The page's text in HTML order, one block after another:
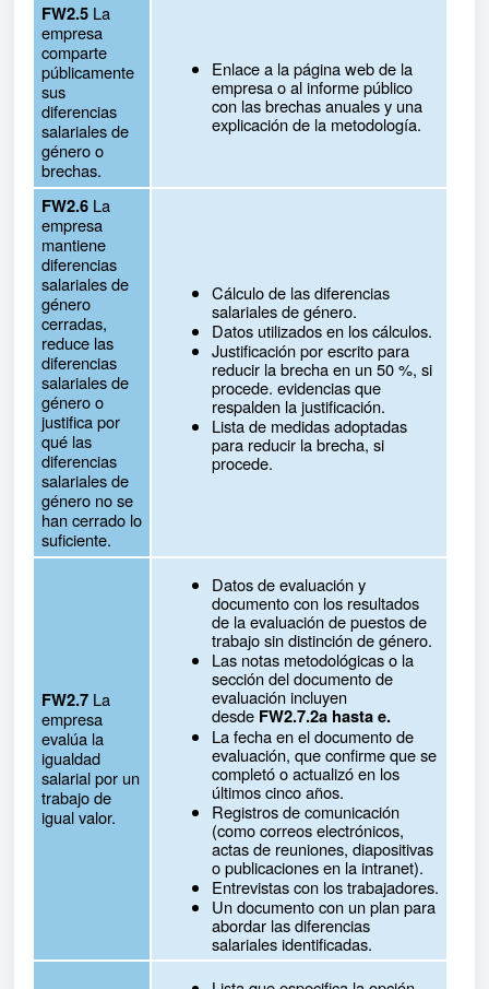
FW2.5 La
empresa
comparte
públicamente
sus
diferencias
salariales de
género o
brechas.
Enlace a la página web de la
empresa o al informe público
con las brechas anuales y una
explicación de la metodología.
FW2.6 La
empresa
mantiene
diferencias
salariales de
género
cerradas,
reduce las
diferencias
salariales de
género o
justifica por
qué las
diferencias
salariales de
género no se
han cerrado lo
suficiente.
Cálculo de las diferencias
salariales de género.
Datos utilizados en los cálculos.
Justificación por escrito para
reducir la brecha en un 50 %, si
procede. evidencias que
respalden la justificación.
Lista de medidas adoptadas
para reducir la brecha, si
procede.
FW2.7 La
empresa
evalúa la
igualdad
salarial por un
trabajo de
igual valor.
Datos de evaluación y
documento con los resultados
de la evaluación de puestos de
trabajo sin distinción de género.
Las notas metodológicas o la
sección del documento de
evaluación incluyen
desde FW2.7.2a hasta e.
La fecha en el documento de
evaluación, que confirme que se
completó o actualizó en los
últimos cinco años.
Registros de comunicación
(como correos electrónicos,
actas de reuniones, diapositivas
o publicaciones en la intranet).
Entrevistas con los trabajadores.
Un documento con un plan para
abordar las diferencias
salariales identificadas.